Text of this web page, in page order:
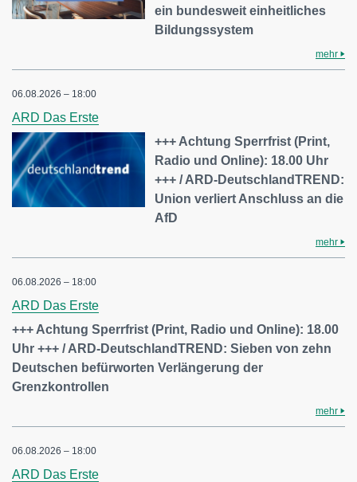
ein bundesweit einheitliches
Bildungssystem
mehr
06.08.2026 – 18:00
ARD Das Erste
+++ Achtung Sperrfrist (Print,
Radio und Online): 18.00 Uhr
+++ / ARD-DeutschlandTREND:
Union verliert Anschluss an die
AfD
mehr
06.08.2026 – 18:00
ARD Das Erste
+++ Achtung Sperrfrist (Print, Radio und Online): 18.00
Uhr +++ / ARD-DeutschlandTREND: Sieben von zehn
Deutschen befürworten Verlängerung der
Grenzkontrollen
mehr
06.08.2026 – 18:00
ARD Das Erste